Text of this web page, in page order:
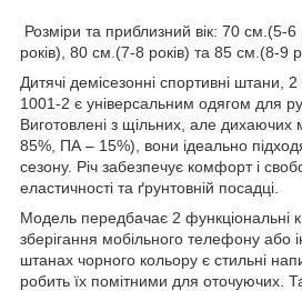
Розміри та приблизний вік: 70 см.(5-
років), 80 см.(7-8 років) та 85 см.(8-9
Дитячі демісезонні спортивні штани,
1001-2 є універсальним одягом для
Виготовлені з щільних, але дихаючих
85%, ПА – 15%), вони ідеально
сезону. Річ забезпечує комфорт і
еластичності та ґрунтовній посадці.
Модель передбачає 2 функціональні
зберігання мобільного телефону або
штанах чорного кольору є стильні
робить їх помітними для оточуючих.